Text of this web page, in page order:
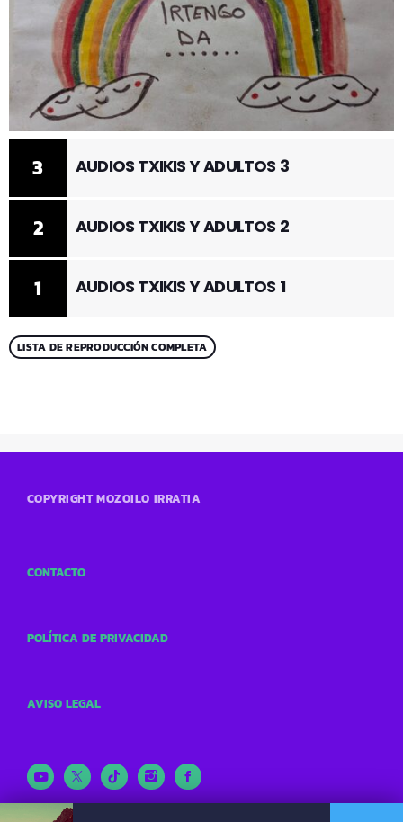
1 AUDIOS TXIKIS Y ADULTOS 1
2 AUDIOS TXIKIS Y ADULTOS 2
3 AUDIOS TXIKIS Y ADULTOS 3
LISTA DE REPRODUCCIÓN COMPLETA
COPYRIGHT MOZOILO IRRATIA
CONTACTO
POLÍTICA DE PRIVACIDAD
AVISO LEGAL